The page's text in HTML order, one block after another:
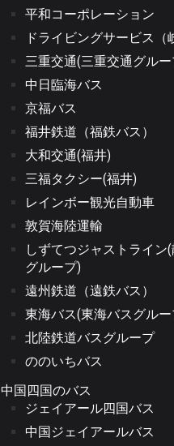
平和コーポレーション
ドライビングサービス（
三重交通(三重交通グルー
中日臨海バス
京福バス
福井鉄道（福鉄バス）
大和交通(福井)
三福タクシー(福井)
レインボー観光自動車
敦賀海陸運輸
しずてつジャストライン
グループ)
遠州鉄道（遠鉄バス）
東海バス(東海バスグルー
北陸鉄道バスグループ
ののいちバス
中国四国のバス
ジェイアール四国バス
中国ジェイアールバス